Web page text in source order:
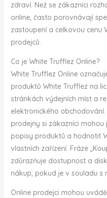
zdraví. Než se zákazníci
online, často porovnávají
zastoupení a celkovou cenu
prodejců.
Co je White Trufflez Online?
White Trufflez Online
produktů White Trufflez na
stránkách výdejních míst a
elektronického
prodejny si zákazníci
popisy produktů a hodnotit
vlastních zařízení. Fráze
zdůrazňuje dostupnost a
nákup, pokud je v souladu s
Online prodejci mohou